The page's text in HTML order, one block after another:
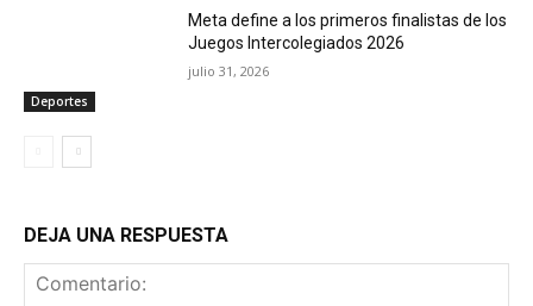
Deportes
Meta define a los primeros finalistas de los
Juegos Intercolegiados 2026
julio 31, 2026
DEJA UNA RESPUESTA